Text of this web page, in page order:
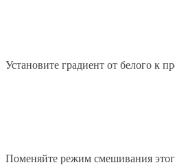
Установите градиент от белого к
Поменяйте режим смешивания